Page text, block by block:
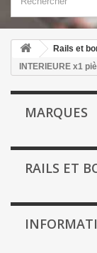
Rails et
INTERIEURE x1
MARQUES
RAILS ET